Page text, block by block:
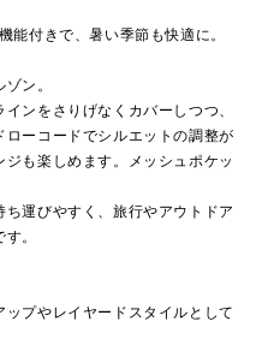
能付きで、暑い季節も快適に。
ン。
ンをさりげなくカバーしつつ、
ーコードでシルエットの調整が
も楽しめます。メッシュポケッ
運びやすく、旅行やアウトドア
。
プやレイヤードスタイルとして